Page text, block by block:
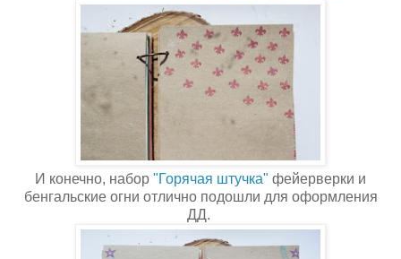
И конечно, набор "Горячая штучка" фейерверки и
бенгальские огни отлично подошли для оформления
ДД.